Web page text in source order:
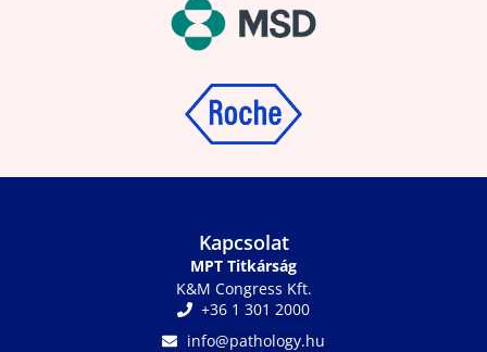
Kapcsolat
MPT Titkárság
K&M Congress Kft.
+36 1 301 2000
info@pathology.hu